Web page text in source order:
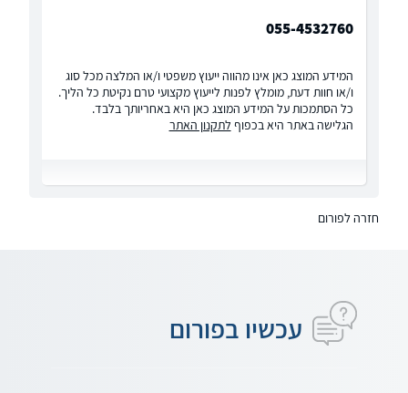
055-4532760
המידע המוצג כאן אינו מהווה ייעוץ משפטי ו/או המלצה מכל סוג
ו/או חוות דעת, מומלץ לפנות לייעוץ מקצועי טרם נקיטת כל הליך.
כל הסתמכות על המידע המוצג כאן היא באחריותך בלבד.
הגלישה באתר היא בכפוף לתקנון האתר
חזרה לפורום
עכשיו בפורום